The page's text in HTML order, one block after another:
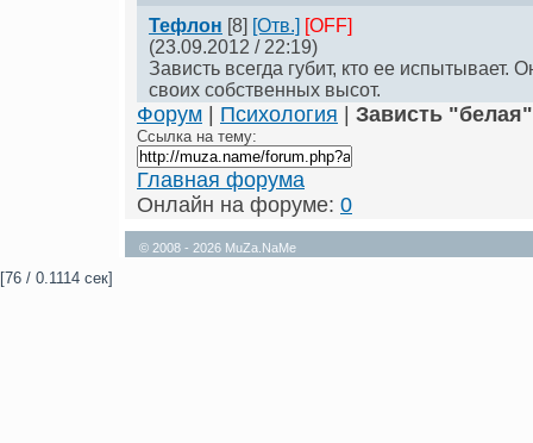
Тефлон [8] [Отв.] [OFF]
(23.09.2012 / 22:19)
Зависть всегда губит, кто ее испытывает.
своих собственных высот.
Форум Психология Зависть
Ссылка на тему:
Главная форума
Онлайн на форуме: 0
© 2008 - 2026 MuZa.NaMe
[76 / 0.1114 сек]